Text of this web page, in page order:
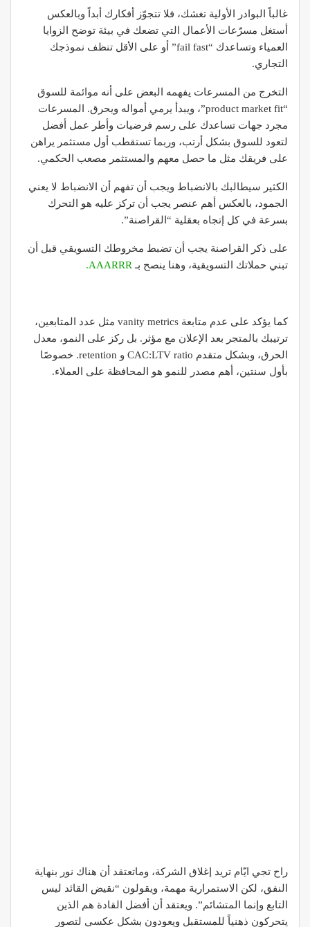
غالباً البوادر الأولية تغشك، فلا تتجوّز أفكارك أبداً وبالعكس
أستغل مسرّعات الأعمال التي تضعك في بيئة توضح الزوايا
العمياء وتساعدك “fail fast” أو على الأقل تنظف نموذجك
التجاري.
التخرج من المسرعات يفهمه البعض على أنه موائمة للسوق
“product market fit”، ويبدأ يرمي أمواله ويحرق. المسرعات
مجرد جهات تساعدك على رسم فرضيات وأطر عمل أفضل
لتعود للسوق بشكل أرتب، وربما تستقطب أول مستثمر يراهن
على فريقك مثل ما حصل معهم والمستثمر مصعب الحكمي.
الكثير سيطالبك بالانضباط ويجب أن تفهم أن الانضباط لا يعني
الجمود، بالعكس أهم عنصر يجب أن تركز عليه هو التحرك
بسرعة في كل إتجاه بعقلية “القراصنة”.
على ذكر القراصنة يجب أن تضبط مخروطك التسويقي قبل أن
تبني حملاتك التسويقية، وهنا ينصح بـAAARRR.
كما يؤكد على عدم متابعة vanity metrics مثل عدد المتابعين،
ترتيبك بالمتجر بعد الإعلان مع مؤثر. بل ركز على النمو، معدل
الحرق، وبشكل متقدم CAC:LTV ratio و retention. خصوصًا
بأول سنتين، أهم مصدر للنمو هو المحافظة على العملاء.
راح تجي ايّام تريد إغلاق الشركة، وماتعتقد أن هناك نور بنهاية
النفق، لكن الاستمرارية مهمة، ويقولون “نقيض القائد ليس
التابع وإنما المتشائم”. ويعتقد أن أفضل القادة هم الذين
يتحركون ذهنياً للمستقبل ويعودون بشكل عكسي لتصور